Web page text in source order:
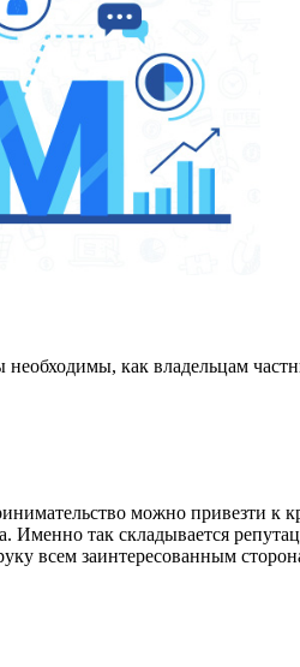
как владельцам
можно привезти к
так складывается
всем заинтересованным